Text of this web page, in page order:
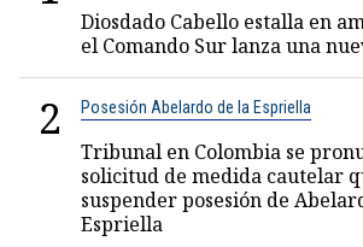
Diosdado Cabello estalla en
el Comando Sur lanza una
2 Posesión Abelardo de la Espriella
Tribunal en Colombia se
solicitud de medida cautelar
suspender posesión de
Espriella